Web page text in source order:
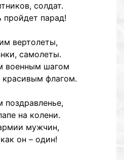
солдат.
пройдет парад!
вертолеты,
самолеты.
военным шагом
флагом.
поздравленье,
на колени.
мужчин,
он – один!